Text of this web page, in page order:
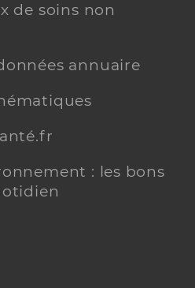
de soins non
annuaire
: les bons